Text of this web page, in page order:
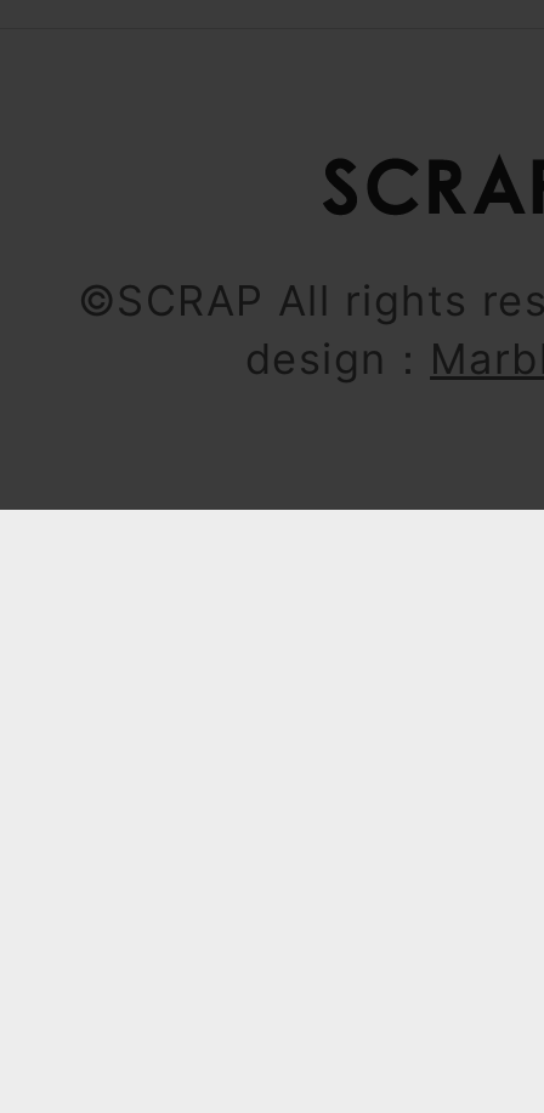
©SCRAP All rights
design：